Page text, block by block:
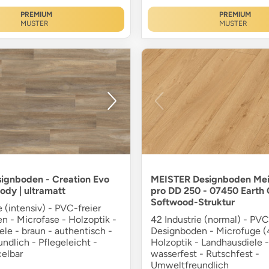
PREMIUM
MUSTER
PREMIUM
MUSTER
- Creation Evo
| ultramatt
(intensiv) - PVC-freier
- Microfase - Holzoptik -
- braun - authentisch -
- Pflegeleicht -
MEISTER Designboden
pro DD 250 - 07450 Earth
Softwood-Struktur
42 Industrie (normal) -
Designboden - Microfuge
Holzoptik - Landhausdiele
wasserfest - Rutschfest -
Umweltfreundlich